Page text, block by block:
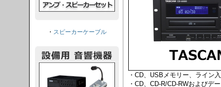
・CD、USBメモリー、ライン
・CD、CD-R/CD-RWおよびデ
・ スピーカーケーブル